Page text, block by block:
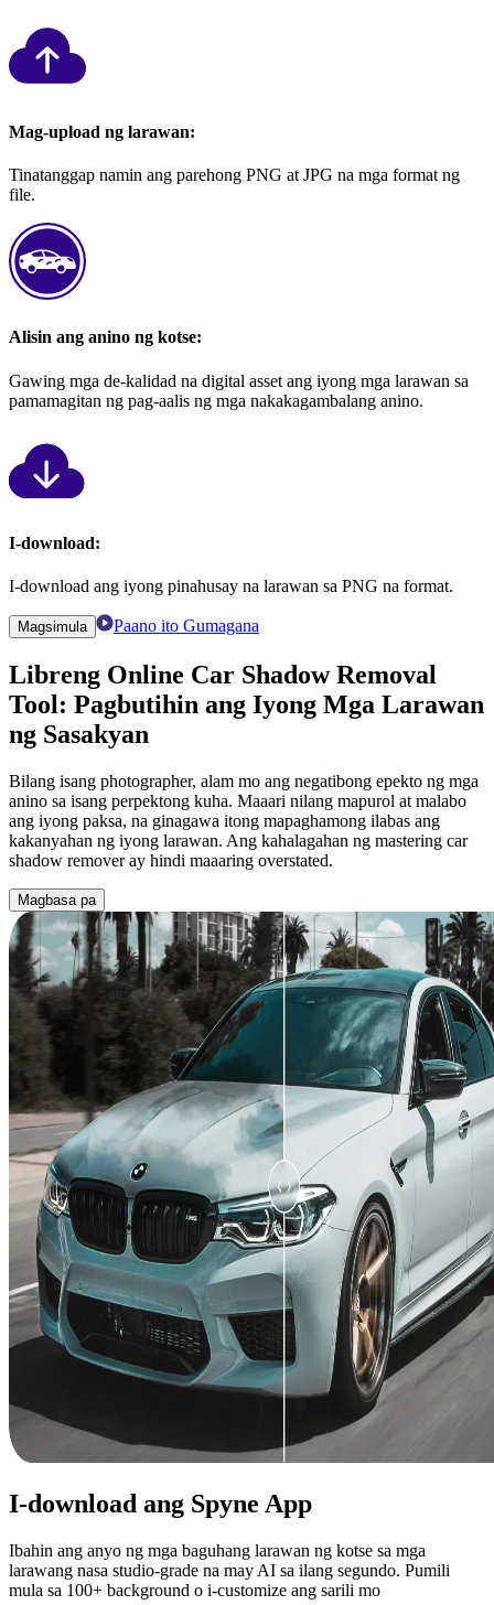
Mag-upload ng larawan:
Tinatanggap namin ang parehong PNG at JPG na mga format ng
file.
Alisin ang anino ng kotse:
Gawing mga de-kalidad na digital asset ang iyong mga larawan sa
pamamagitan ng pag-aalis ng mga nakakagambalang anino.
I-download:
I-download ang iyong pinahusay na larawan sa PNG na format.
Magsimula Paano ito Gumagana
Libreng Online Car Shadow Removal
Tool: Pagbutihin ang Iyong Mga Larawan
ng Sasakyan
Bilang isang photographer, alam mo ang negatibong epekto ng mga
anino sa isang perpektong kuha. Maaari nilang mapurol at malabo
ang iyong paksa, na ginagawa itong mapaghamong ilabas ang
kakanyahan ng iyong larawan. Ang kahalagahan ng mastering car
shadow remover ay hindi maaaring overstated.
Magbasa pa
I-download ang Spyne App
Ibahin ang anyo ng mga baguhang larawan ng kotse sa mga
larawang nasa studio-grade na may AI sa ilang segundo. Pumili
mula sa 100+ background o i-customize ang sarili mo